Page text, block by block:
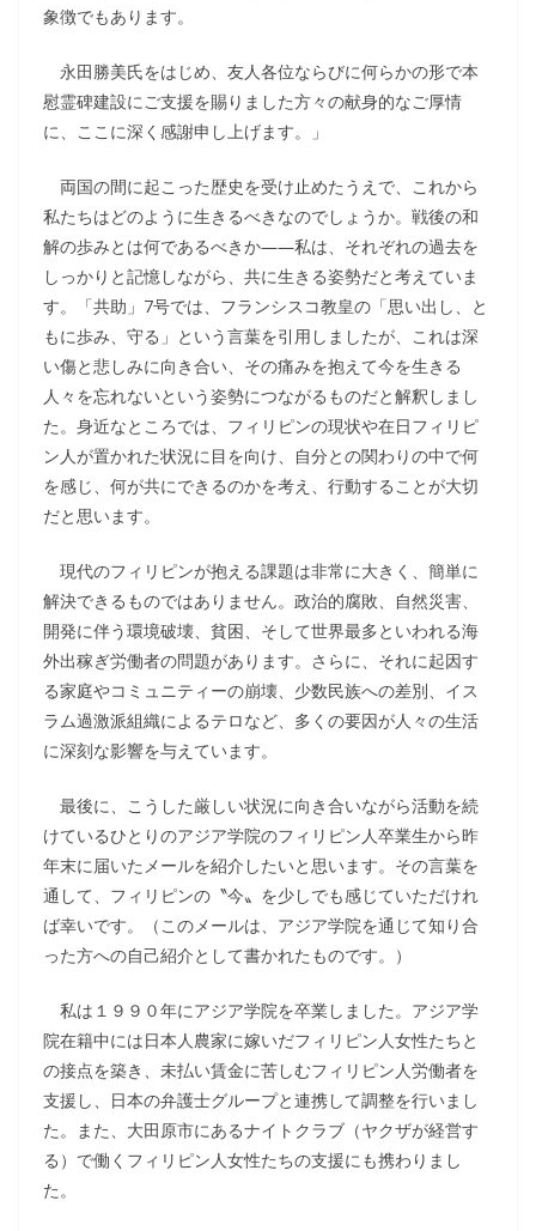
象徴でもあります。
永田勝美氏をはじめ、友人各位ならびに何らかの形で本
慰霊碑建設にご支援を賜りました方々の献身的なご厚情
に、ここに深く感謝申し上げます。」
両国の間に起こった歴史を受け止めたうえで、これから
私たちはどのように生きるべきなのでしょうか。戦後の和
解の歩みとは何であるべきか――私は、それぞれの過去を
しっかりと記憶しながら、共に生きる姿勢だと考えていま
す。「共助」7号では、フランシスコ教皇の「思い出し、と
もに歩み、守る」という言葉を引用しましたが、これは深
い傷と悲しみに向き合い、その痛みを抱えて今を生きる
人々を忘れないという姿勢につながるものだと解釈しまし
た。身近なところでは、フィリピンの現状や在日フィリピ
ン人が置かれた状況に目を向け、自分との関わりの中で何
を感じ、何が共にできるのかを考え、行動することが大切
だと思います。
現代のフィリピンが抱える課題は非常に大きく、簡単に
解決できるものではありません。政治的腐敗、自然災害、
開発に伴う環境破壊、貧困、そして世界最多といわれる海
外出稼ぎ労働者の問題があります。さらに、それに起因す
る家庭やコミュニティーの崩壊、少数民族への差別、イス
ラム過激派組織によるテロなど、多くの要因が人々の生活
に深刻な影響を与えています。
最後に、こうした厳しい状況に向き合いながら活動を続
けているひとりのアジア学院のフィリピン人卒業生から昨
年末に届いたメールを紹介したいと思います。その言葉を
通して、フィリピンの〝今〟を少しでも感じていただけれ
ば幸いです。（このメールは、アジア学院を通じて知り合
った方への自己紹介として書かれたものです。）
私は１９９０年にアジア学院を卒業しました。アジア学
院在籍中には日本人農家に嫁いだフィリピン人女性たちと
の接点を築き、未払い賃金に苦しむフィリピン人労働者を
支援し、日本の弁護士グループと連携して調整を行いまし
た。また、大田原市にあるナイトクラブ（ヤクザが経営す
る）で働くフィリピン人女性たちの支援にも携わりまし
た。